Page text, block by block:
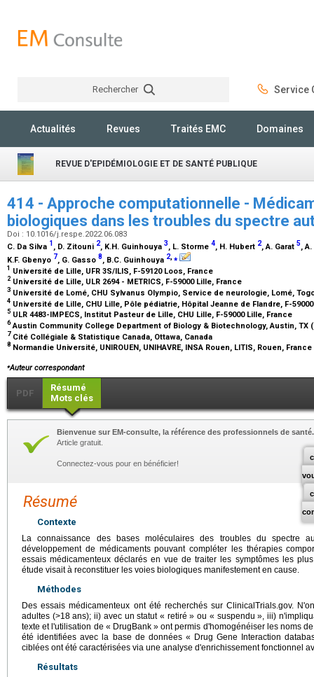
Rechercher Service
Actualités Revues Traités EMC Domaines
REVUE D'EPIDÉMIOLOGIE ET DE SANTÉ PUBLIQUE
414 - Approche computationnelle -
biologiques dans les troubles du spectre
Doi : 10.1016/j.respe.2022.06.083
C. Da Silva 1 , D. Zitouni 2, K.H. Guinhouya 3, L. Storme 4, H. Hubert 2, A. Garat 5,
K.F. Gbenyo 7, G. Gasso 8, B.C. Guinhouya 2 ⁎
1 Université de Lille, UFR 3S/ILIS, F-59120 Loos, France
2 Université de Lille, ULR 2694 - METRICS, F-59000 Lille, France
3 Université de Lomé, CHU Sylvanus Olympio, Service de neurologie, Lomé,
4 Université de Lille, CHU Lille, Pôle pédiatrie, Hôpital Jeanne de Flandre, F-
5 ULR 4483-IMPECS, Institut Pasteur de Lille, CHU Lille, F-59000 Lille, France
6Austin Community College Department of Biology & Biotechnology, Austin, TX
7 Cité Collégiale & Statistique Canada, Ottawa, Canada
8 Normandie Université, UNIROUEN, UNIHAVRE, INSA Rouen, LITIS, Rouen, France
⁎Auteur correspondant
PDF
Résumé
Mots clés
Bienvenue sur EM-consulte, la référence des professionnels de santé.
Article gratuit.
Connectez-vous pour en bénéficier!
Résumé
Contexte
La connaissance des bases moléculaires des troubles du spectre
développement de médicaments pouvant compléter les thérapies
essais médicamenteux déclarés en vue de traiter les symptômes les
étude visait à reconstituer les voies biologiques manifestement en cause.
Méthodes
Des essais médicamenteux ont été recherchés sur ClinicalTrials.gov.
adultes (>18 ans); ii) avec un statut « retiré » ou « suspendu », iii)
texte et l'utilisation de « DrugBank » ont permis d'homogénéiser les noms
été identifiées avec la base de données « Drug Gene Interaction
ciblées ont été caractérisées via une analyse d'enrichissement fonctionnel
Résultats